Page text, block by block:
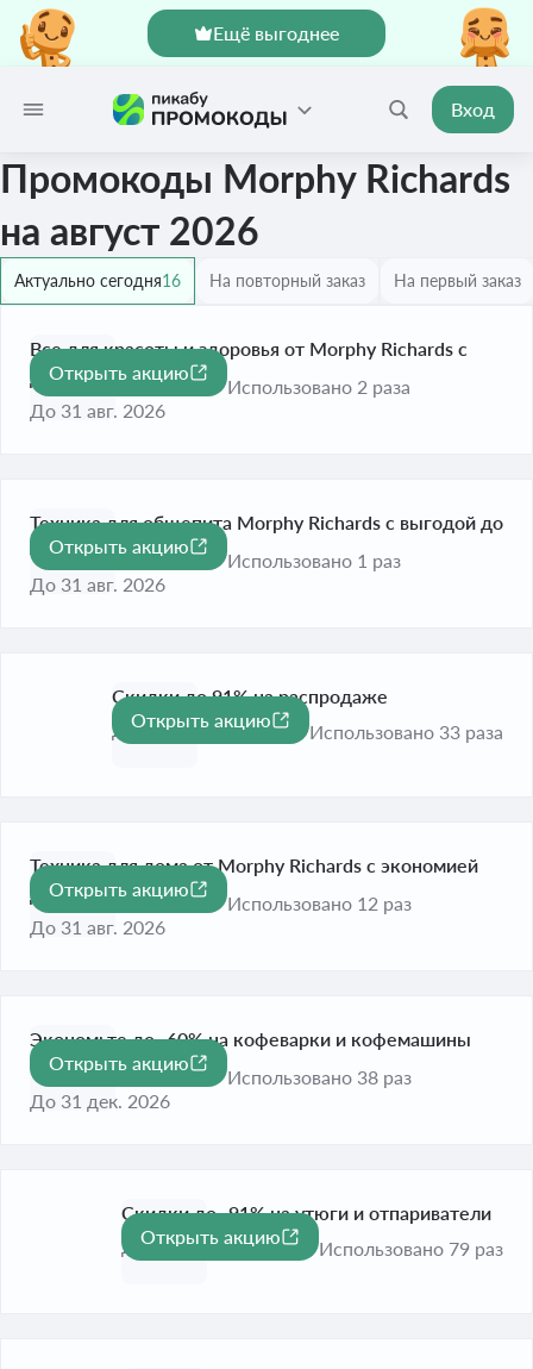
Ещё выгоднее
Вход
Промокоды Morphy Richards
на август 2026
Актуально сегодня16 На повторный заказ На первый заказ
-77%
Все для красоты и здоровья от Morphy Richards с
дисконтом до 77%
До 31 авг. 2026
Открыть акцию
Использовано 2 раза
-47%
Техника для общепита Morphy Richards с выгодой до
47%
До 31 авг. 2026
Открыть акцию
Использовано 1 раз
-91%
Скидки до 91% на распродаже
До 31 дек. 2026
Открыть акцию
Использовано 33 раза
-91%
Техника для дома от Morphy Richards с экономией
до 91%
До 31 авг. 2026
Открыть акцию
Использовано 12 раз
-60%
Экономьте до -60% на кофеварки и кофемашины
Morphy Richards
До 31 дек. 2026
Открыть акцию
Использовано 38 раз
-91%
Скидки до -91% на утюги и отпариватели
До 31 дек. 2026
Открыть акцию
Использовано 79 раз